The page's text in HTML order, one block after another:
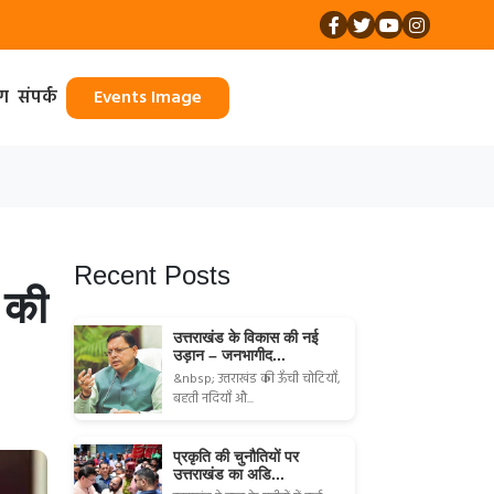
संपर्क Events Image
Recent Posts
उत्तराखंड के विकास की नई
उड़ान – जनभागीद...
&nbsp; उत्तराखंड की ऊँची चोटियाँ,
बहती नदियाँ औ...
प्रकृति की चुनौतियों पर
उत्तराखंड का अडि...